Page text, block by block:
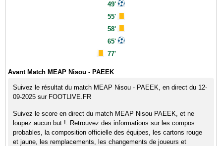
49'
55'
58'
65'
77'
Avant Match MEAP Nisou - PAEEK
Suivez le résultat du match MEAP Nisou - PAEEK, en direct du 12-
09-2025 sur FOOTLIVE.FR
Suivez le score en direct du match MEAP Nisou PAEEK, et ne
loupez aucun but !. Retrouvez des informations sur les compos
probables, la composition officielle des équipes, les cartons rouge
et jaune, les remplacements, les changements de joueurs et